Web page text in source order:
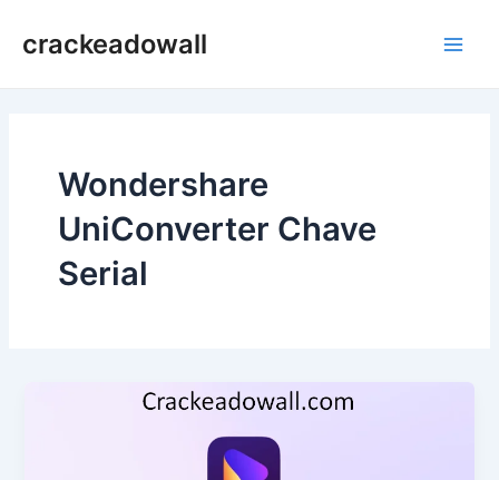
paracrackeadowall
Wondershare
UniConverter Chave
Serial